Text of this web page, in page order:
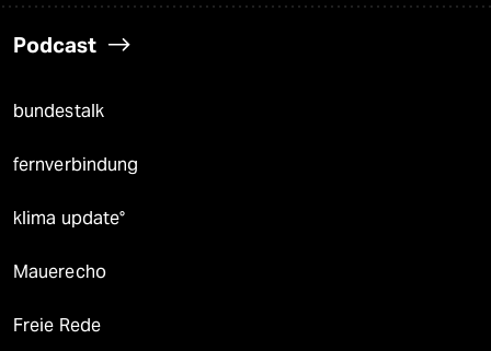
Podcast
bundestalk
fernverbindung
klima update°
Mauerecho
Freie Rede